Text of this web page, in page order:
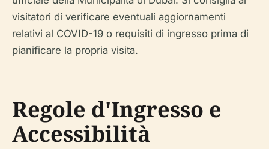
visitatori di verificare eventuali aggiornamenti
relativi al COVID-19 o requisiti di ingresso prima di
pianificare la propria visita.
Regole d'Ingresso e
Accessibilità